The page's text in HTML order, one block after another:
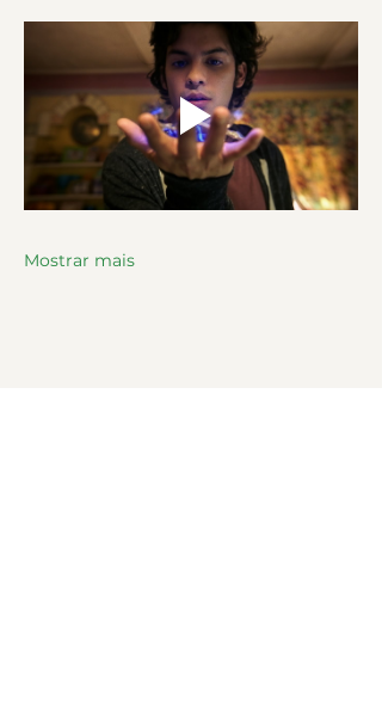
Mostrar mais